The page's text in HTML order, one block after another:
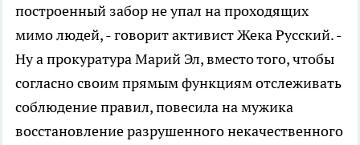
построенный забор не упал на проходящих
мимо людей, - говорит активист Жека Русский. -
Ну а прокуратура Марий Эл, вместо того, чтобы
согласно своим прямым функциям отслеживать
соблюдение правил, повесила на мужика
восстановление разрушенного некачественного